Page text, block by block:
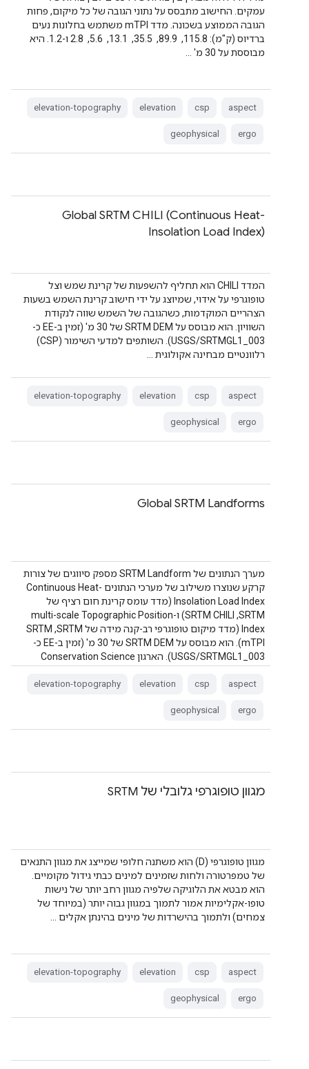
עמקים. החישוב מתבסס על נתוני הגובה של כל מיקום, פחות
הגובה הממוצע בשכונה. מדד mTPI משתמש בחלונות נעים
ברדיוס (ק"מ): 115.8, ‏ 89.9, ‏ 35.5, ‏ 13.1, ‏ 5.6, ‏ 2.8 ו-1.2. היא
מבוססת על 30 מ' …
aspect
csp
elevation
elevation-topography
ergo
geophysical
Global SRTM CHILI (Continuous Heat-
Insolation Load Index)
המדד CHILI הוא תחליף להשפעות של קרינת שמש וצל
טופוגרפי על אידוי, שמיוצג על ידי חישוב קרינת השמש בשעות
הצהריים המוקדמות, כשהגובה של השמש שווה לנקודת
השוויון. הוא מבוסס על SRTM DEM של 30 מ' (זמין ב-EE כ-
USGS/SRTMGL1_003). השותפים למדעי השימור (CSP)
רלוונטיים מבחינה אקולוגית …
aspect
csp
elevation
elevation-topography
ergo
geophysical
Global SRTM Landforms
מערך הנתונים של SRTM Landform מספק סיווגים של צורות
קרקע שנוצרו משילוב של מערכי הנתונים Continuous Heat-
Insolation Load Index (מדד עומס קרינת חום רציף של
SRTM‏, SRTM CHILI) ו-multi-scale Topographic Position
Index (מדד מיקום טופוגרפי רב-קנה מידה של SRTM‏, SRTM
mTPI). הוא מבוסס על SRTM DEM של 30 מ' (זמין ב-EE כ-
USGS/SRTMGL1_003). הארגון Conservation Science
aspect
csp
elevation
elevation-topography
ergo
geophysical
מגוון טופוגרפי גלובלי של SRTM
מגוון טופוגרפי (D) הוא משתנה חלופי שמייצג את מגוון התנאים
של טמפרטורה ולחות שזמינים למינים כבתי גידול מקומיים.
הוא מבטא את הלוגיקה שלפיה מגוון רחב יותר של נישות
טופו-אקלימיות אמור לתמוך במגוון גבוה יותר (במיוחד של
צמחים) ולתמוך בהישרדות של מינים בהינתן אקלים …
aspect
csp
elevation
elevation-topography
ergo
geophysical